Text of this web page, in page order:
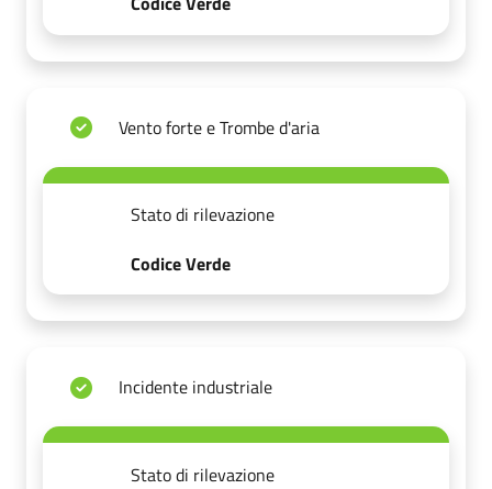
Vento forte e Trombe d'aria
Stato di rilevazione
Codice Verde
Incidente industriale
Stato di rilevazione